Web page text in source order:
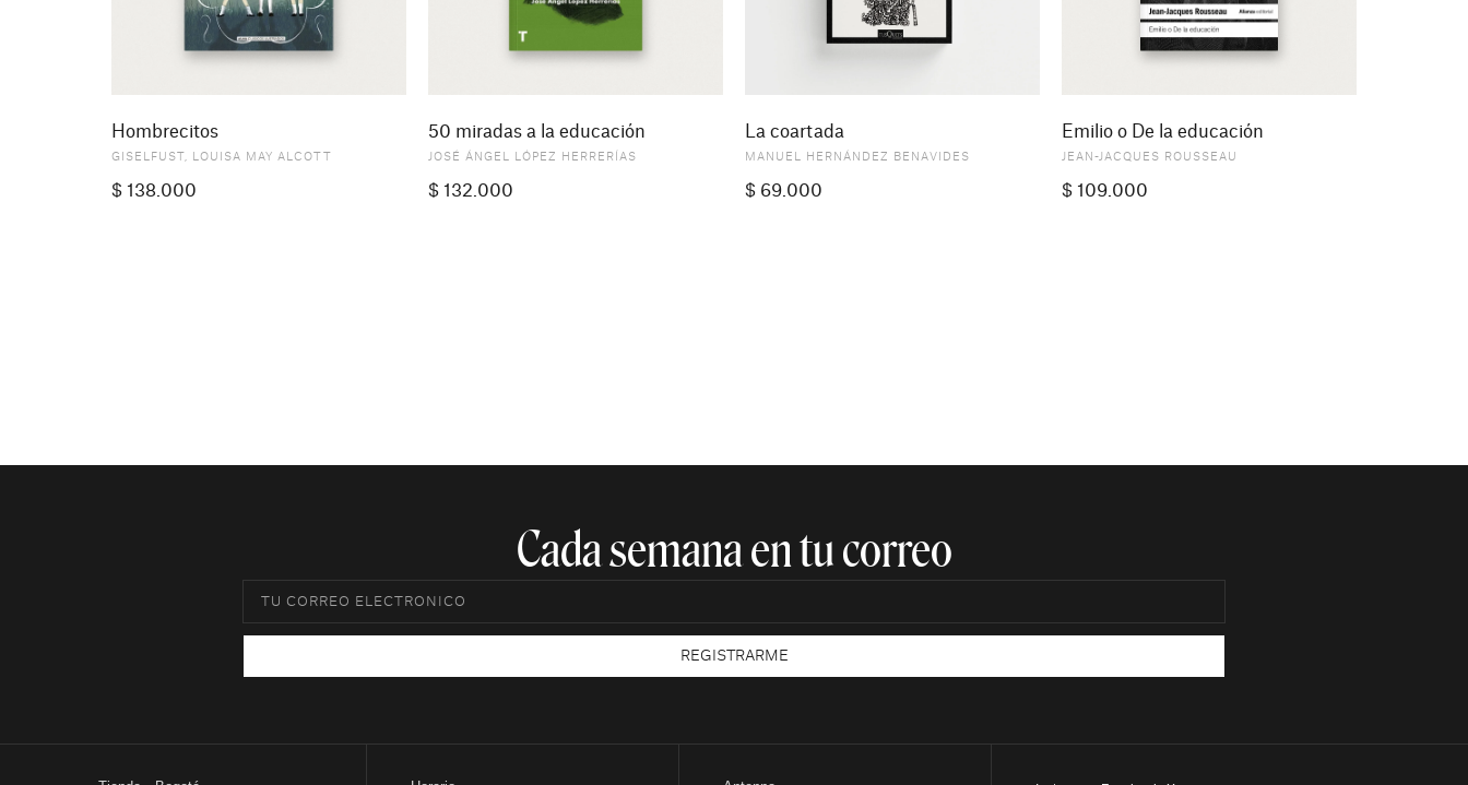
Hombrecitos
GISELFUST LOUISA MAY ALCOTT
$ 138.000
50 miradas a la educación
JOSÉ ÁNGEL LÓPEZ HERRERÍAS
$ 132.000
La coartada
MANUEL HERNÁNDEZ BENAVIDES
$ 69.000
Emilio o De la educación
JEAN-JACQUES ROUSSEAU
$ 109.000
Cada semana en tu correo​
REGISTRARME